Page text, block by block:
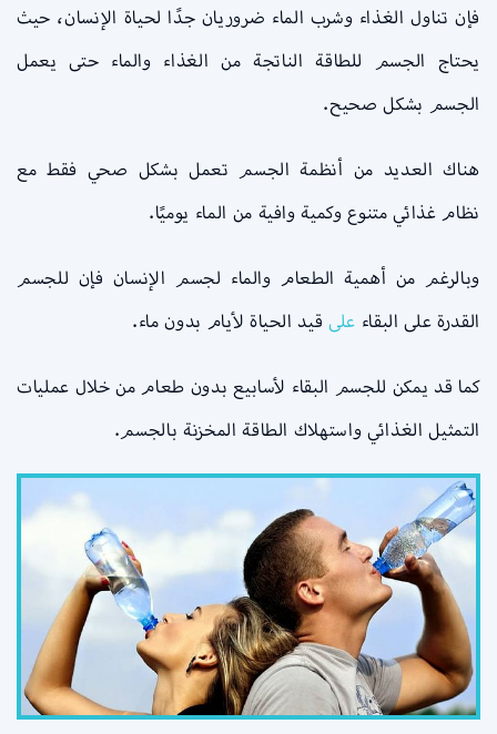
فإن تناول الغذاء وشرب الماء ضروريان جدًا لحياة الإنسان، حيث
يحتاج الجسم للطاقة الناتجة من الغذاء والماء حتى يعمل
الجسم بشكل صحيح.
هناك العديد من أنظمة الجسم تعمل بشكل صحي فقط مع
نظام غذائي متنوع وكمية وافية من الماء يوميًا.
وبالرغم من أهمية الطعام والماء لجسم الإنسان فإن للجسم
القدرة على البقاء علىقيد الحياة لأيام بدون ماء.
كما قد يمكن للجسم البقاء لأسابيع بدون طعام من خلال عمليات
التمثيل الغذائي واستهلاك الطاقة المخزنة بالجسم.